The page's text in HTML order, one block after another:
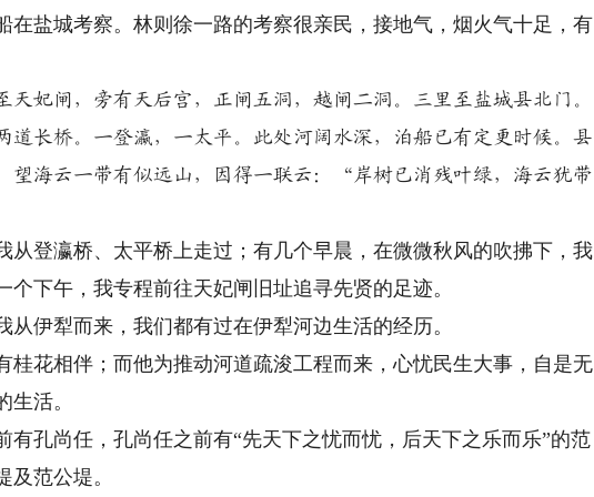
在盐城考察。林则徐一路的考察很亲民，接地气，烟火气十足，有
天妃闸，旁有天后宫，正闸五洞，越闸二洞。三里至盐城县北门。
道长桥。一登瀛，一太平。此处河阔水深，泊船已有定更时候。县
望海云一带有似远山，因得一联云：“岸树已消残叶绿，海云犹带
登瀛桥、太平桥上走过；有几个早晨，在微微秋风的吹拂下，我
下午，我专程前往天妃闸旧址追寻先贤的足迹。
伊犁而来，我们都有过在伊犁河边生活的经历。
花相伴；而他为推动河道疏浚工程而来，心忧民生大事，自是无
活。
孔尚任，孔尚任之前有“先天下之忧而忧，后天下之乐而乐”的范
范公堤。